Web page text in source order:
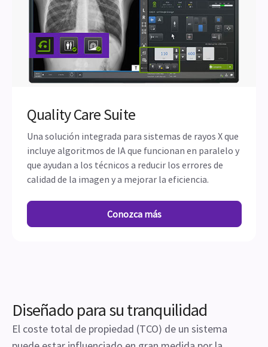
Quality Care Suite
Una solución integrada para sistemas de rayos X que
incluye algoritmos de IA que funcionan en paralelo y
que ayudan a los técnicos a reducir los errores de
calidad de la imagen y a mejorar la eficiencia.
Conozca más
Diseñado para su tranquilidad
El coste total de propiedad (TCO) de un sistema